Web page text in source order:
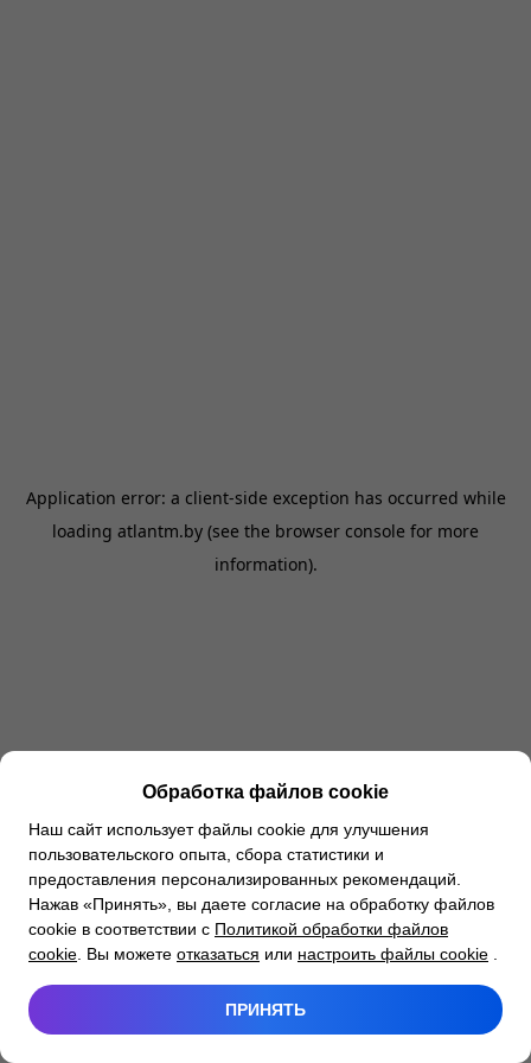
Application error: a client-side exception has occurred while
loading atlantm.by (see the browser console for more
information).
Обработка файлов cookie
Наш сайт использует файлы cookie для улучшения
пользовательского опыта, сбора статистики и
предоставления персонализированных рекомендаций.
Нажав «Принять», вы даете согласие на обработку файлов
cookie в соответствии с Политикой обработки файлов
cookie . Вы можете отказаться или настроить файлы cookie
ПРИНЯТЬ